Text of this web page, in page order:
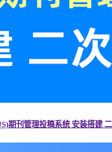
期刊管理投稿系统 安装搭建